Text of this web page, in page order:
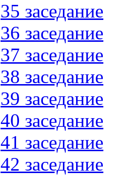
35 заседание
36 заседание
37 заседание
38 заседание
39 заседание
40 заседание
41 заседание
42 заседание